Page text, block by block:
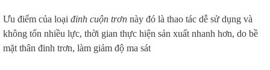
Ưu điểm của loại đinh cuộn trơn này đó là thao tác dễ sử dụng và
không tốn nhiều lực, thời gian thực hiện sản xuất nhanh hơn, do bề
mặt thân đinh trơn, làm giảm độ ma sát